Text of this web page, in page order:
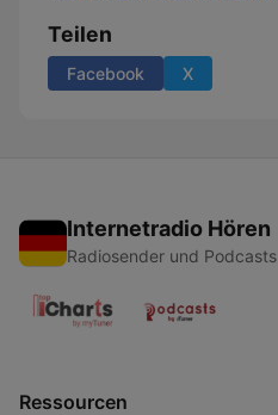
Teilen
Facebook X
Internetradio Hören
Radiosender und Podcasts
Ressourcen